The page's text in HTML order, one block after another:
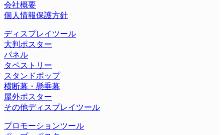
会社概要
個人情報保護方針
ディスプレイツール
大判ポスター
パネル
タペストリー
スタンドポップ
横断幕・懸垂幕
屋外ポスター
その他ディスプレイツール
プロモーションツール